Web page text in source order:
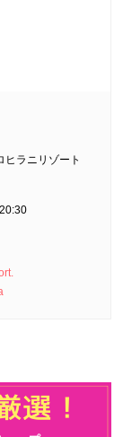
ラニリゾート